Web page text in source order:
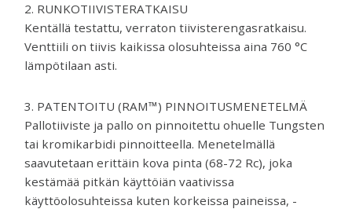
2. RUNKOTIIVISTERATKAISU
Kentällä testattu, verraton tiivisterengasratkaisu.
Venttiili on tiivis kaikissa olosuhteissa aina 760 °C
lämpötilaan asti.
3. PATENTOITU (RAM™) PINNOITUSMENETELMÄ
Pallotiiviste ja pallo on pinnoitettu ohuelle Tungsten
tai kromikarbidi pinnoitteella. Menetelmällä
saavutetaan erittäin kova pinta (68-72 Rc), joka
kestämää pitkän käyttöiän vaativissa
käyttöolosuhteissa kuten korkeissa paineissa, -